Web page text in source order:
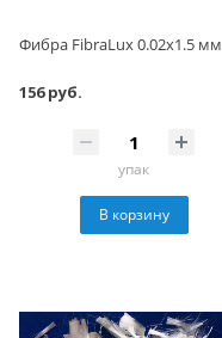
Фибра FibraLux 0.02х1.5 мм
156 руб.
упак
В корзину